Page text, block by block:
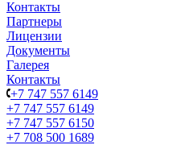
Контакты
Партнеры
Лицензии
Документы
Галерея
Контакты
+7 747 557 6149
+7 747 557 6149
+7 747 557 6150
+7 708 500 1689